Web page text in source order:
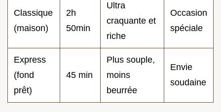
Classique
(maison)
2h
50min
Ultra
craquante et
riche
Occasion
spéciale
Express
(fond
prêt)
45 min
Plus souple,
moins
beurrée
Envie
soudaine